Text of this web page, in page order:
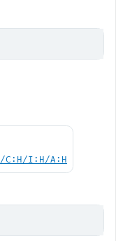
C:H/I:H/A:H